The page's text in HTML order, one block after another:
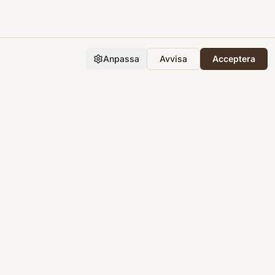
Anpassa Avvisa Acceptera